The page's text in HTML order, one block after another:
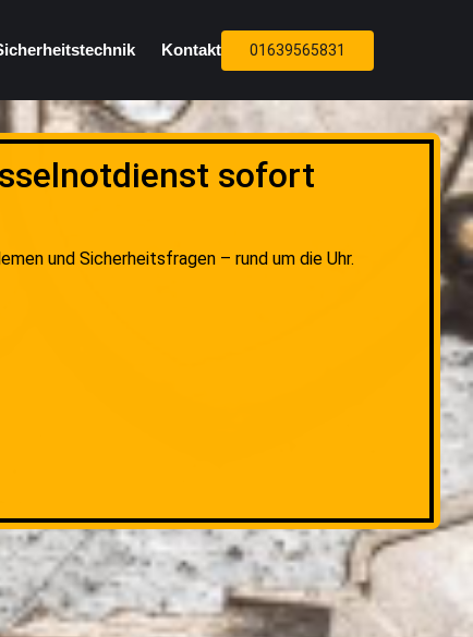
Kontakt 01639565831
sofort
und Sicherheitsfragen – rund um die Uhr.